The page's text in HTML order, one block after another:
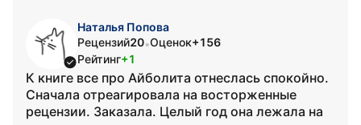
Наталья Попова
Рецензий20•Оценок+156
Рейтинг+1
К книге все про Айболита отнеслась спокойно.
Сначала отреагировала на восторженные
рецензии. Заказала. Целый год она лежала на